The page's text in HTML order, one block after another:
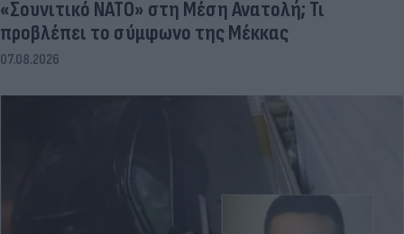
«Σουνιτικό ΝΑΤΟ» στη Μέση Ανατολή; Τι
προβλέπει το σύμφωνο της Μέκκας
07.08.2026